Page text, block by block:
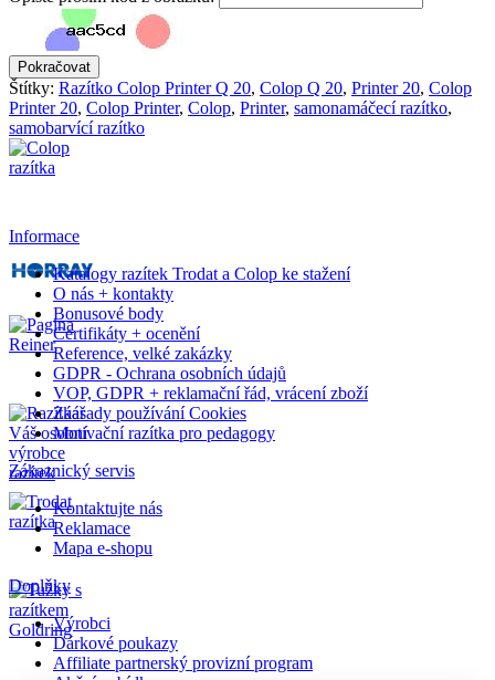
Pokračovat
Štítky: Razítko Colop Printer Q 20, Colop Q 20, Printer 20, Colop
Printer 20, Colop Printer, Colop, Printer, samonamáčecí razítko,
samobarvící razítko
Informace
Katalogy razítek Trodat a Colop ke stažení
O nás + kontakty
Bonusové body
Certifikáty + ocenění
Reference, velké zakázky
GDPR - Ochrana osobních údajů
VOP, GDPR + reklamační řád, vrácení zboží
Záasady používání Cookies
Motivační razítka pro pedagogy
Zákaznický servis
Kontaktujte nás
Reklamace
Mapa e-shopu
Doplňky
Výrobci
Dárkové poukazy
Affiliate partnerský provizní program